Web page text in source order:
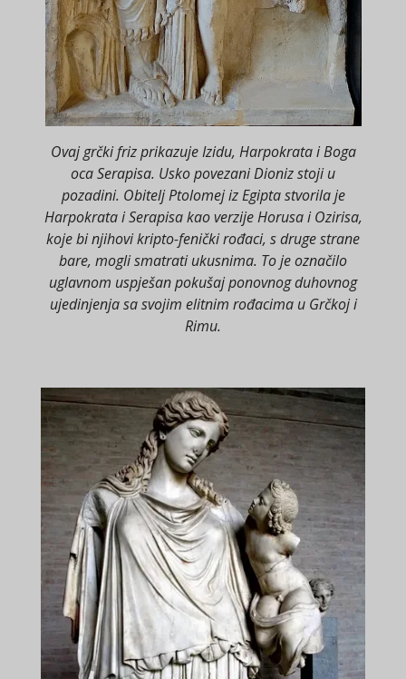
Ovaj grčki friz prikazuje Izidu, Harpokrata i Boga
oca Serapisa. Usko povezani Dioniz stoji u
pozadini. Obitelj Ptolomej iz Egipta stvorila je
Harpokrata i Serapisa kao verzije Horusa i Ozirisa,
koje bi njihovi kripto-fenički rođaci, s druge strane
bare, mogli smatrati ukusnima. To je označilo
uglavnom uspješan pokušaj ponovnog duhovnog
ujedinjenja sa svojim elitnim rođacima u Grčkoj i
Rimu.